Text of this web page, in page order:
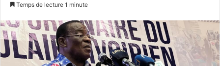
o
y
e
r
Temps de lecture 1 minute